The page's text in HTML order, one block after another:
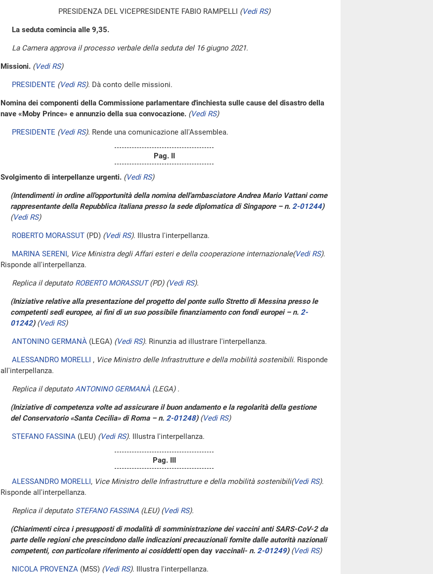
PRESIDENZA DEL VICEPRESIDENTE FABIO RAMPELLI (Vedi RS)
La seduta comincia alle 9,35.
La Camera approva il processo verbale della seduta del 16 giugno 2021.
Missioni. (Vedi RS)
PRESIDENTE (Vedi RS). Dà conto delle missioni.
Nomina dei componenti della Commissione parlamentare d'inchiesta sulle cause del disastro della
nave «Moby Prince» e annunzio della sua convocazione. (Vedi RS)
PRESIDENTE (Vedi RS). Rende una comunicazione all'Assemblea.
Pag. II
Svolgimento di interpellanze urgenti. (Vedi RS)
(Intendimenti in ordine all'opportunità della nomina dell'ambasciatore Andrea Mario Vattani come
rappresentante della Repubblica italiana presso la sede diplomatica di Singapore – n. 2-01244)
(Vedi RS)
ROBERTO MORASSUT (PD) (Vedi RS). Illustra l'interpellanza.
MARINA SERENI, Vice Ministra degli Affari esteri e della cooperazione internazionale(Vedi RS).
Risponde all'interpellanza.
Replica il deputato ROBERTO MORASSUT(PD) (Vedi RS).
(Iniziative relative alla presentazione del progetto del ponte sullo Stretto di Messina presso le
competenti sedi europee, ai fini di un suo possibile finanziamento con fondi europei – n. 2-
01242) (Vedi RS)
ANTONINO GERMANÀ (LEGA) (Vedi RS). Rinunzia ad illustrare l'interpellanza.
ALESSANDRO MORELLI , Vice Ministro delle Infrastrutture e della mobilità sostenibili. Risponde
all'interpellanza.
Replica il deputato ANTONINO GERMANÀ (LEGA) .
(Iniziative di competenza volte ad assicurare il buon andamento e la regolarità della gestione
del Conservatorio «Santa Cecilia» di Roma – n. 2-01248) (Vedi RS)
STEFANO FASSINA (LEU) (Vedi RS). Illustra l'interpellanza.
Pag. III
ALESSANDRO MORELLI, Vice Ministro delle Infrastrutture e della mobilità sostenibili(Vedi RS).
Risponde all'interpellanza.
Replica il deputato STEFANO FASSINA (LEU) (Vedi RS).
(Chiarimenti circa i presupposti di modalità di somministrazione dei vaccini anti SARS-CoV-2 da
parte delle regioni che prescindono dalle indicazioni precauzionali fornite dalle autorità nazionali
competenti, con particolare riferimento ai cosiddettiopen day vaccinali- n. 2-01249) (Vedi RS)
NICOLA PROVENZA (M5S) (Vedi RS). Illustra l'interpellanza.